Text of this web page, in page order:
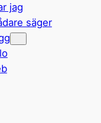
jag
säger